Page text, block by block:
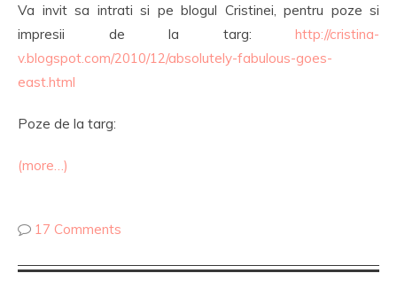
Va invit sa intrati si pe blogul Cristinei, pentru poze si
impresii de la targ: http://cristina-
v.blogspot.com/2010/12/absolutely-fabulous-goes-
east.html
Poze de la targ:
(more…)
17 Comments